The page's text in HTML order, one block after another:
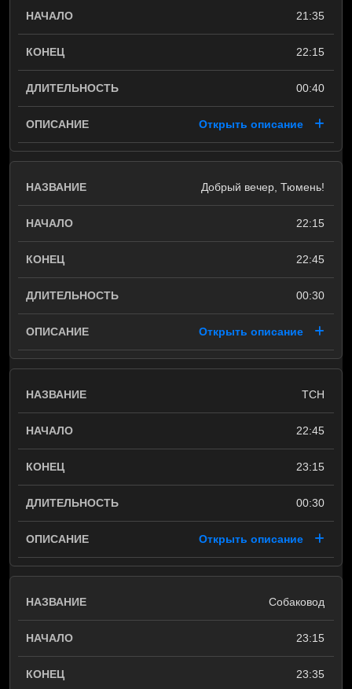
21:35
22:15
00:40
Открыть описание
Добрый вечер, Тюмень!
22:15
22:45
00:30
Открыть описание
ТСН
22:45
23:15
00:30
Открыть описание
Собаковод
23:15
23:35